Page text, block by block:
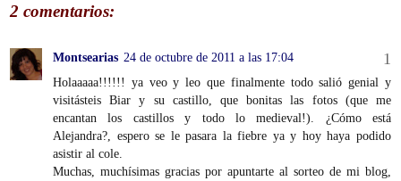
2 comentarios:
Montsearias 24 de octubre de 2011 a las 17:04
Holaaaaa!!!!!! ya veo y leo que finalmente todo salió genial y
visitásteis Biar y su castillo, que bonitas las fotos (que me
encantan los castillos y todo lo medieval!). ¿Cómo está
Alejandra?, espero se le pasara la fiebre ya y hoy haya podido
asistir al cole.
Muchas, muchísimas gracias por apuntarte al sorteo de mi blog,